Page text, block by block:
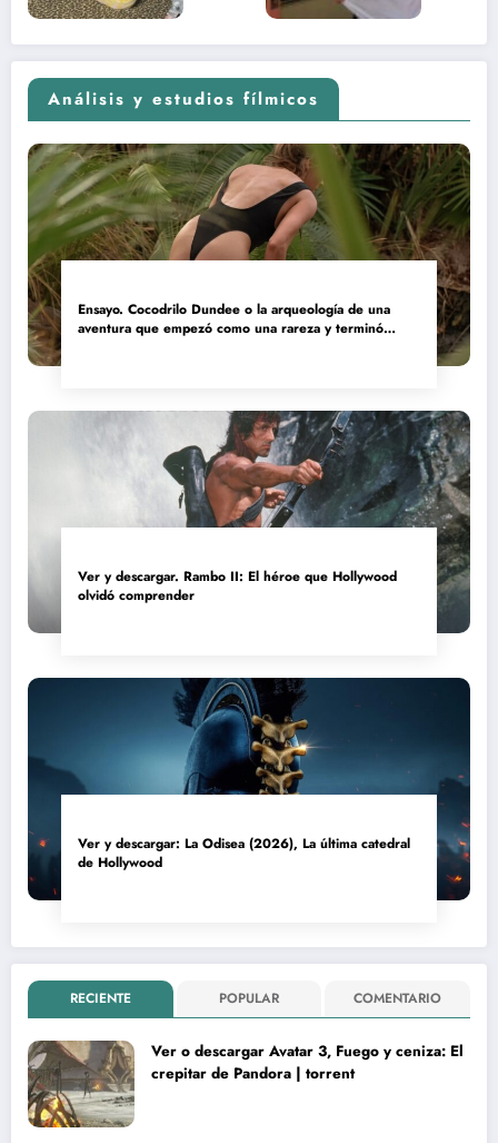
Análisis y estudios fílmicos
Ensayo. Cocodrilo Dundee o la arqueología de una
aventura que empezó como una rareza y terminó
Ver y descargar. Rambo II: El héroe que Hollywood
olvidó comprender
Ver y descargar: La Odisea (2026), La última catedral
de Hollywood
RECIENTE POPULAR COMENTARIO
Ver o descargar Avatar 3, Fuego y ceniza: El
crepitar de Pandora | torrent